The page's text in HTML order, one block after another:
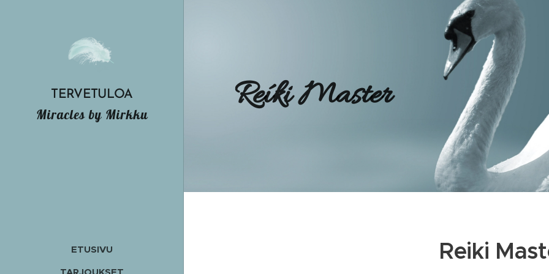
TERVETULOA
Miracles by Mirkku
ETUSIVU
Reíki Master
Reiki